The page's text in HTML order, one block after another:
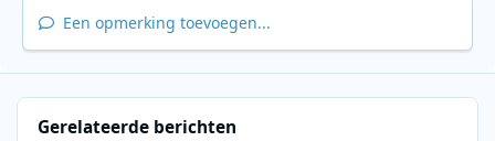
Een opmerking toevoegen...
Gerelateerde berichten